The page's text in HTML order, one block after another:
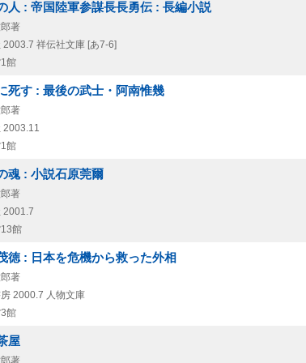
人 : 帝国陸軍参謀長長勇伝 : 長編小説
著
2003.7 祥伝社文庫 [あ7-6]
館
死す : 最後の武士・阿南惟幾
著
2003.11
館
魂 : 小説石原莞爾
著
2001.7
館
徳 : 日本を危機から救った外相
著
2000.7 人物文庫
館
屋
著